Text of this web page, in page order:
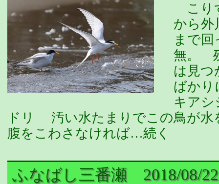
こり
から外
まで
無。
は見つ
ばかり
キアシ
ドリ 汚い水たまりでこの鳥が
腹をこわさなければ…続く
ふなばし三番瀬 2018/08/22